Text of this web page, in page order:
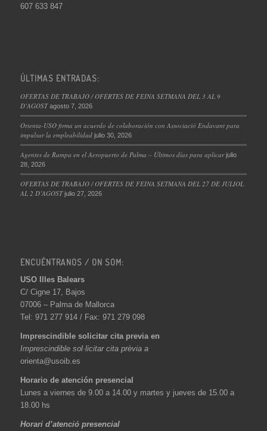
607 633 847
ÚLTIMAS ENTRADAS:
OFERTAS DE TRABAJO / OFERTES DE FEINA SETMANA DEL 3 AL 9
D’AGOST agosto 7, 2026
Orienta-USO firma un acuerdo de colaboración con Associació Endavant para
impulsar la empleabilidad julio 30, 2026
Agentes de Rampa en el Aeropuerto de Palma – Últimos días para aplicar julio
28, 2026
OFERTAS DE TRABAJO / OFERTES DE FEINA SETMANA DEL 27 DE JULIOL
AL 2 D’AGOST julio 27, 2026
ENCUÉNTRANOS / ON SOM:
USO Illes Balears
C/ Cigne 17, Bajos
07006 – Palma de Mallorca
Tel: 971 277 914 / Fax: 971 279 098
Imprescindible solicitar cita previa en
Imprescindible sol·licitar cita prèvia a
orienta@usoib.es
Horario de atención presencial
Lunes a viernes de 9.00 a 14.00 y martes y jueves de 15.00 a
18.00 hs
Horari d’atenció presencial